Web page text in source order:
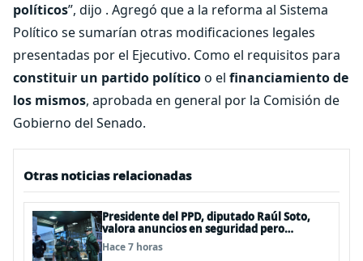
políticos”, dijo . Agregó que a la reforma al Sistema
Político se sumarían otras modificaciones legales
presentadas por el Ejecutivo. Como el requisitos para
constituir un partido políticoo el financiamiento de
los mismos, aprobada en general por la Comisión de
Gobierno del Senado.
Otras noticias relacionadas
Presidente del PPD, diputado Raúl Soto,
valora anuncios en seguridad pero
advierte ausencia clave: alzamiento del
secreto bancario
Hace 7 horas